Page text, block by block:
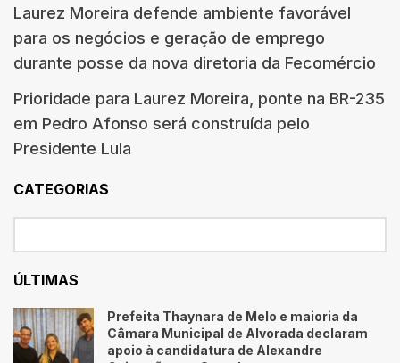
Laurez Moreira defende ambiente favorável
para os negócios e geração de emprego
durante posse da nova diretoria da Fecomércio
Prioridade para Laurez Moreira, ponte na BR-235
em Pedro Afonso será construída pelo
Presidente Lula
CATEGORIAS
ÚLTIMAS
Prefeita Thaynara de Melo e maioria da
Câmara Municipal de Alvorada declaram
apoio à candidatura de Alexandre